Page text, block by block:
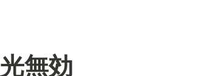
光無効